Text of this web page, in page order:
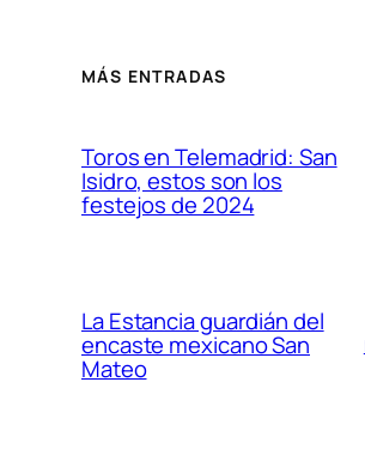
MÁS ENTRADAS
Toros en Telemadrid: San
Isidro, estos son los
festejos de 2024
La Estancia guardián del
encaste mexicano San
Mateo